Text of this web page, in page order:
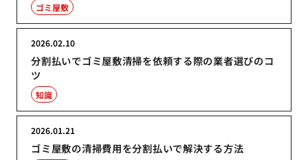
ゴミ屋敷
分割払いでゴミ屋敷清掃を依頼する際の業者選びのコ
ツ
2026.02.10
知識
ゴミ屋敷の清掃費用を分割払いで解決する方法
2026.01.21